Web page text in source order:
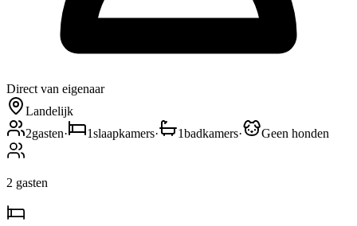
Direct van eigenaar
Landelijk
2gasten· 1slaapkamers· 1badkamers· Geen honden
2 gasten